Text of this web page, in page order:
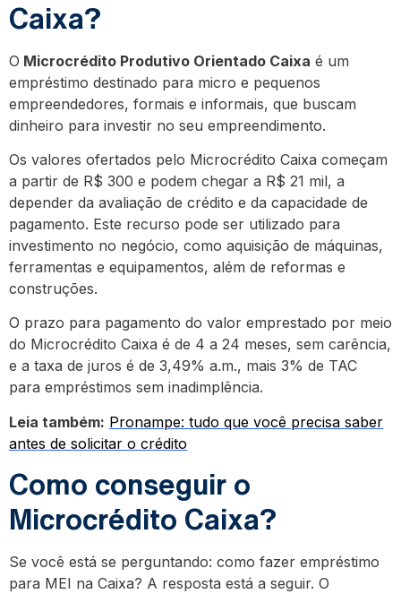
Caixa?
O Microcrédito Produtivo Orientado Caixa é um
empréstimo destinado para micro e pequenos
empreendedores, formais e informais, que buscam
dinheiro para investir no seu empreendimento.
Os valores ofertados pelo Microcrédito Caixa começam
a partir de R$ 300 e podem chegar a R$ 21 mil, a
depender da avaliação de crédito e da capacidade de
pagamento. Este recurso pode ser utilizado para
investimento no negócio, como aquisição de máquinas,
ferramentas e equipamentos, além de reformas e
construções.
O prazo para pagamento do valor emprestado por meio
do Microcrédito Caixa é de 4 a 24 meses, sem carência,
e a taxa de juros é de 3,49% a.m., mais 3% de TAC
para empréstimos sem inadimplência.
Leia também: Pronampe: tudo que você precisa saber
antes de solicitar o crédito
Como conseguir o
Microcrédito Caixa?
Se você está se perguntando: como fazer empréstimo
para MEI na Caixa? A resposta está a seguir. O